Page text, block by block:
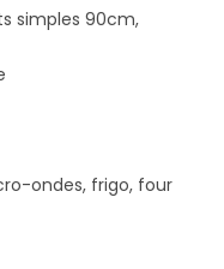
simples 90cm,
ondes, frigo, four